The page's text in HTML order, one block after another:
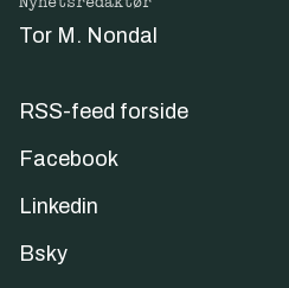
Tor M. Nondal
RSS-feed forside
Facebook
Linkedin
Bsky